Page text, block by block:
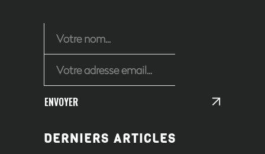
ENVOYER
DERNIERS ARTICLES